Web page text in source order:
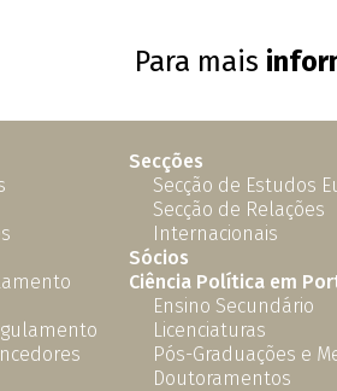
Para mais
Secções
Secção de Estudos
Secção de Relações
Internacionais
Sócios
Ciência Política em
Ensino Secundário
Licenciaturas
Pós-Graduações e
Doutoramentos